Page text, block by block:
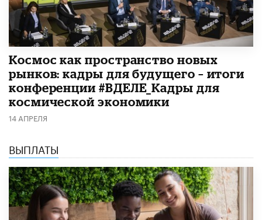
Космос как пространство новых
рынков: кадры для будущего – итоги
конференции #ВДЕЛЕ_Кадры для
космической экономики
14 АПРЕЛЯ
ВЫПЛАТЫ